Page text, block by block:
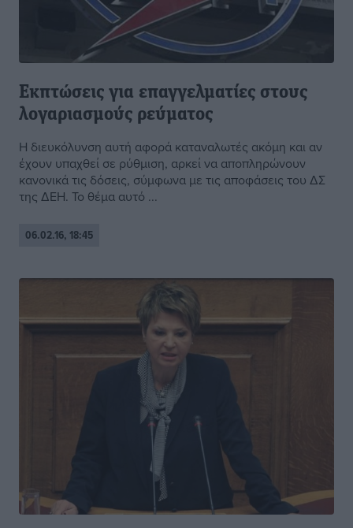
Εκπτώσεις για επαγγελματίες στους
λογαριασμούς ρεύματος
Η διευκόλυνση αυτή αφορά καταναλωτές ακόμη και αν
έχουν υπαχθεί σε ρύθμιση, αρκεί να αποπληρώνουν
κανονικά τις δόσεις, σύμφωνα με τις αποφάσεις του ΔΣ
της ΔΕΗ. Το θέμα αυτό ...
06.02.16, 18:45